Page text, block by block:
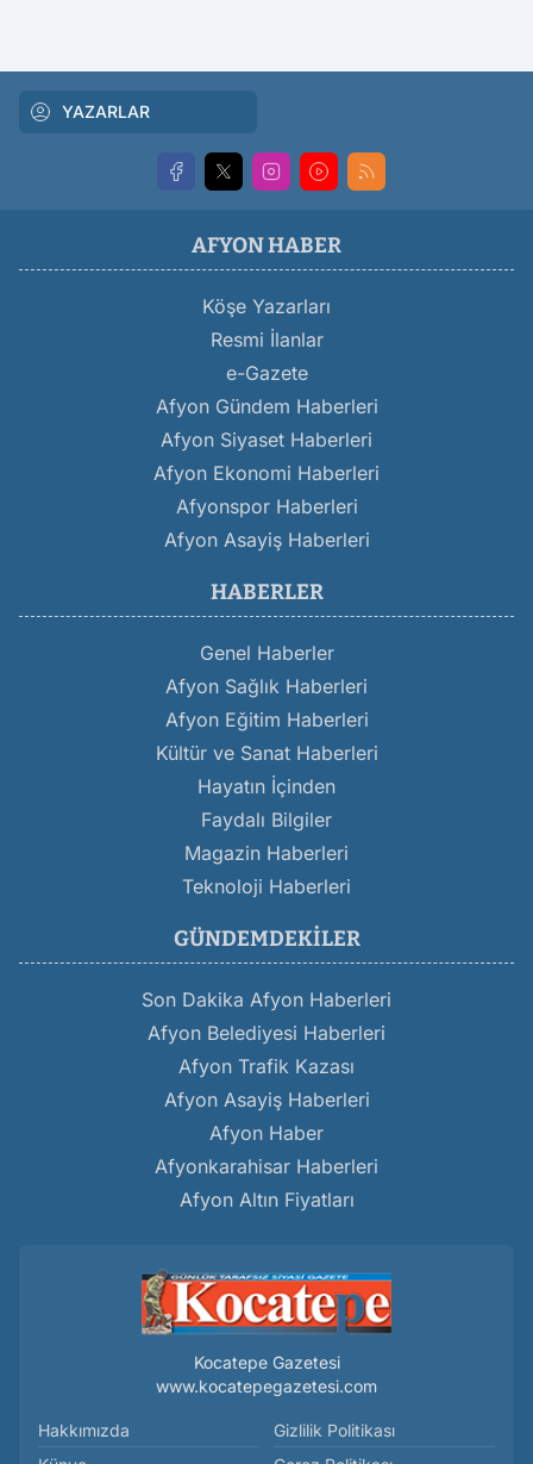
YAZARLAR
AFYON HABER
Köşe Yazarları
Resmi İlanlar
e-Gazete
Afyon Gündem Haberleri
Afyon Siyaset Haberleri
Afyon Ekonomi Haberleri
Afyonspor Haberleri
Afyon Asayiş Haberleri
HABERLER
Genel Haberler
Afyon Sağlık Haberleri
Afyon Eğitim Haberleri
Kültür ve Sanat Haberleri
Hayatın İçinden
Faydalı Bilgiler
Magazin Haberleri
Teknoloji Haberleri
GÜNDEMDEKILER
Son Dakika Afyon Haberleri
Afyon Belediyesi Haberleri
Afyon Trafik Kazası
Afyon Asayiş Haberleri
Afyon Haber
Afyonkarahisar Haberleri
Afyon Altın Fiyatları
Kocatepe Gazetesi
www.kocatepegazetesi.com
Hakkımızda
Gizlilik Politikası